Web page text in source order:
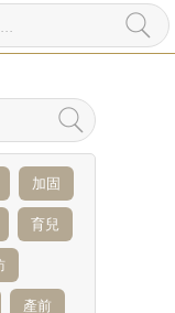
加固
育兒
產前